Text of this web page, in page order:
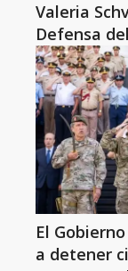
Valeria
Defensa
El
a detener